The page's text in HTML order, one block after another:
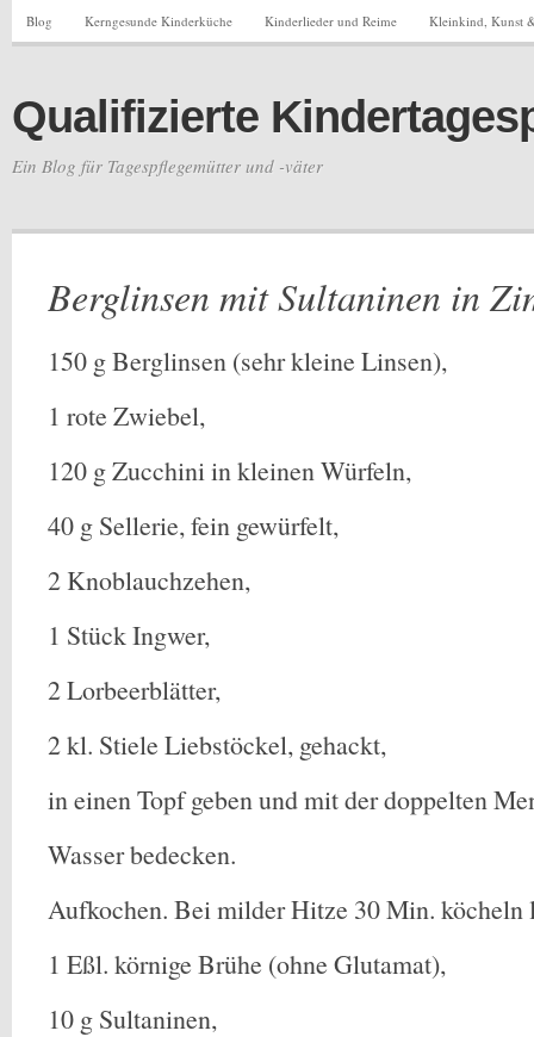
Blog Kerngesunde Kinderküche Kinderlieder und Reime Kleinkind, Kunst
Qualifizierte
Ein Blog für Tagespflegemütter und -väter
Berglinsen mit Sultaninen in
150 g Berglinsen (sehr kleine Linsen),
1 rote Zwiebel,
120 g Zucchini in kleinen Würfeln,
40 g Sellerie, fein gewürfelt,
2 Knoblauchzehen,
1 Stück Ingwer,
2 Lorbeerblätter,
2 kl. Stiele Liebstöckel, gehackt,
in einen Topf geben und mit der doppelten
Wasser bedecken.
Aufkochen. Bei milder Hitze 30 Min. köcheln
1 Eßl. körnige Brühe (ohne Glutamat),
10 g Sultaninen,